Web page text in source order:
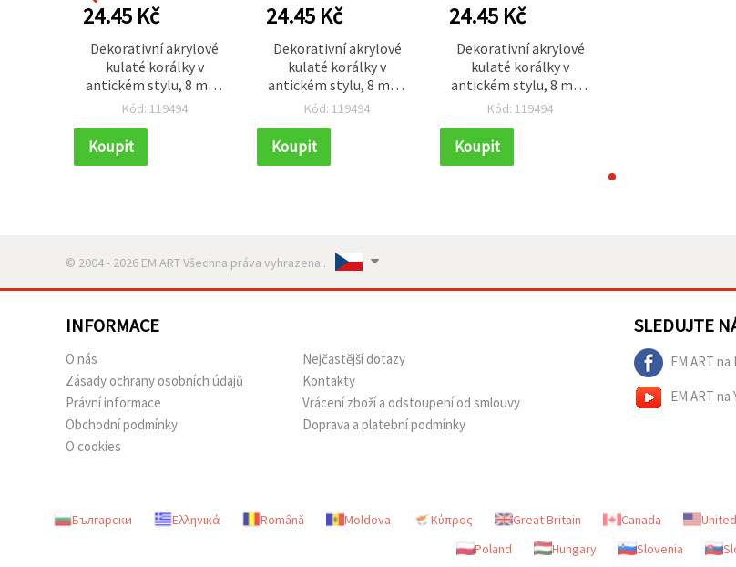
24.45 Kč
Dekorativní akrylové
kulaté korálky v
antickém stylu, 8 mm,
průvlek 2 mm, hnědé –
Kód: 119494
Koupit
24.45 Kč
Dekorativní akrylové
kulaté korálky v
antickém stylu, 8 mm,
průvlek 2 mm, hnědé –
Kód: 119494
Koupit
24.45 Kč
Dekorativní akrylové
kulaté korálky v
antickém stylu, 8 mm,
průvlek 2 mm, hnědé –
Kód: 119494
Koupit
© 2004 - 2026 EM ART Všechna práva vyhrazena..
INFORMACE
O nás
Zásady ochrany osobních údajů
Právní informace
Obchodní podmínky
O cookies
Nejčastější dotazy
Kontakty
Vrácení zboží a odstoupení od smlouvy
Doprava a platební podmínky
SLEDUJTE
EM ART
EM ART na
Български Ελληνικά Română Moldova Κύπρος Great Britain Canada
Poland
Hungary Slovenia